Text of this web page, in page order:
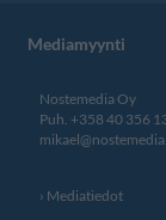
Mediamyynti
Nostemedia Oy
Puh. +358 40 356
Mediatiedot